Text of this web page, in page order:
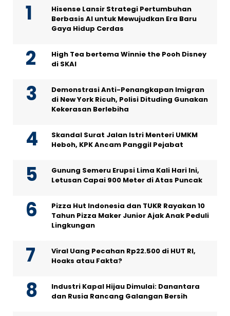
Hisense Lansir Strategi Pertumbuhan
Berbasis AI untuk Mewujudkan Era Baru
Gaya Hidup Cerdas
High Tea bertema Winnie the Pooh Disney
di SKAI
Demonstrasi Anti-Penangkapan Imigran
di New York Ricuh, Polisi Dituding Gunakan
Kekerasan Berlebiha
Skandal Surat Jalan Istri Menteri UMKM
Heboh, KPK Ancam Panggil Pejabat
Gunung Semeru Erupsi Lima Kali Hari Ini,
Letusan Capai 900 Meter di Atas Puncak
Pizza Hut Indonesia dan TUKR Rayakan 10
Tahun Pizza Maker Junior Ajak Anak Peduli
Lingkungan
Viral Uang Pecahan Rp22.500 di HUT RI,
Hoaks atau Fakta?
Industri Kapal Hijau Dimulai: Danantara
dan Rusia Rancang Galangan Bersih